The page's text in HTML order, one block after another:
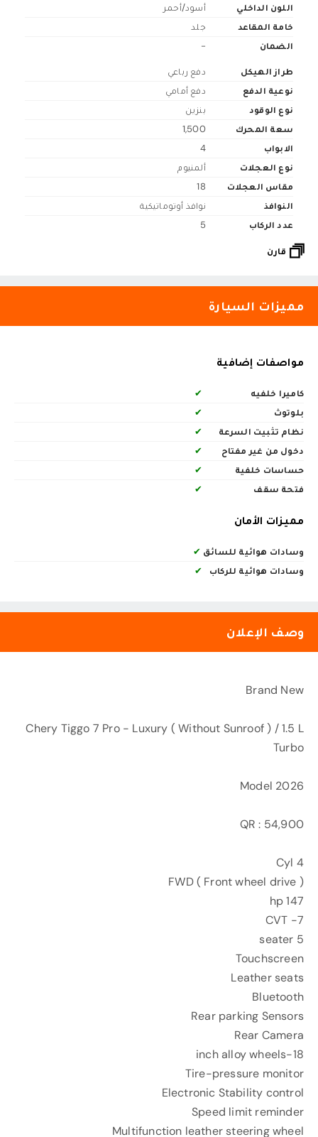
اللون الداخلي
أسود/أحمر
خامة المقاعد
جلد
الضمان
-
طراز الهيكل
دفع رباعي
نوعية الدفع
دفع أمامي
نوع الوقود
بنزين
سعة المحرك
1,500
الابواب
4
نوع العجلات
ألمنيوم
مقاس العجلات
18
النوافذ
نوافذ أوتوماتيكية
عدد الركاب
5
قارن
مميزات السيارة
مواصفات إضافية
كاميرا خلفيه
✔
بلوتوث
✔
نظام تثبيت السرعة
✔
دخول من غير مفتاح
✔
حساسات خلفية
✔
فتحة سقف
✔
مميزات الأمان
وسادات هوائية للسائق ✔
وسادات هوائية للركاب
✔
وصف الإعلان
Brand New
Chery Tiggo 7 Pro - Luxury ( Without Sunroof ) / 1.5 L
Turbo
Model 2026
QR : 54,900
4 Cyl
FWD ( Front wheel drive )
147 hp
7- CVT
5 seater
Touchscreen
Leather seats
Bluetooth
Rear parking Sensors
Rear Camera
18-inch alloy wheels
Tire-pressure monitor
Electronic Stability control
Speed limit reminder
Multifunction leather steering wheel